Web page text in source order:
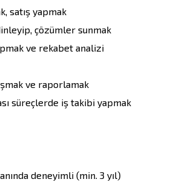
satış yapmak
çözümler sunmak
ve rekabet analizi
ve raporlamak
süreçlerde iş takibi yapmak
deneyimli (min. 3 yıl)